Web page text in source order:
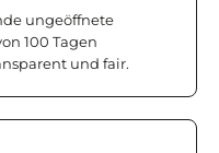
ungeöffnete
100 Tagen
und fair.